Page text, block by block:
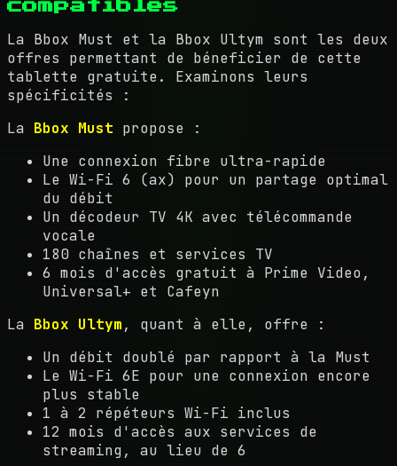
compatibles
La Bbox Must et la Bbox Ultym sont les deux
offres permettant de béneficier de cette
tablette gratuite. Examinons leurs
spécificités :
La Bbox Must propose :
Une connexion fibre ultra-rapide
Le Wi-Fi 6 (ax) pour un partage optimal
du débit
Un décodeur TV 4K avec télécommande
vocale
180 chaînes et services TV
6 mois d'accès gratuit à Prime Video,
Universal+ et Cafeyn
La Bbox Ultym, quant à elle, offre :
Un débit doublé par rapport à la Must
Le Wi-Fi 6E pour une connexion encore
plus stable
1 à 2 répéteurs Wi-Fi inclus
12 mois d'accès aux services de
streaming, au lieu de 6